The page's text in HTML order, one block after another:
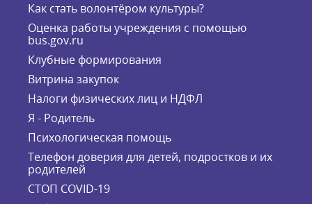
Как стать волонтёром культуры?
Оценка работы учреждения с помощью
bus.gov.ru
Клубные формирования
Витрина закупок
Налоги физических лиц и НДФЛ
Я - Родитель
Психологическая помощь
Телефон доверия для детей, подростков и их
родителей
СТОП COVID-19